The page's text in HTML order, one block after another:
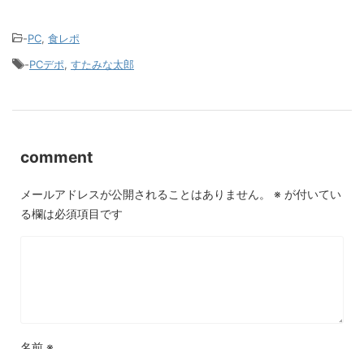
-PC, 食レポ
-PCデポ, すたみな太郎
comment
メールアドレスが公開されることはありません。 ※ が付いてい
る欄は必須項目です